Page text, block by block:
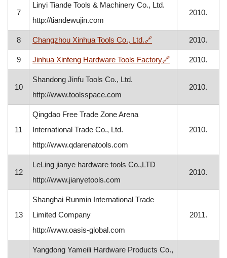
7
Linyi Tiande Tools & Machinery Co., Ltd.
http://tiandewujin.com
2010.
8 Changzhou Xinhua Tools Co., Ltd.🔗, otvara se u novom
2010.
9 Jinhua Xinfeng Hardware Tools Factory🔗, otvara se u
2010.
10
Shandong Jinfu Tools Co., Ltd.
http://www.toolsspace.com
2010.
11
Qingdao Free Trade Zone Arena
International Trade Co., Ltd.
http://www.qdarenatools.com
2010.
12
LeLing jianye hardware tools Co.,LTD
http://www.jianyetools.com
2010.
13
Shanghai Runmin International Trade
Limited Company
http://www.oasis-global.com
2011.
Yangdong Yameili Hardware Products Co.,